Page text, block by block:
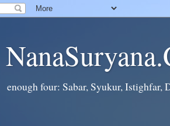
enough four: Sabar, Syukur, Istighfar,